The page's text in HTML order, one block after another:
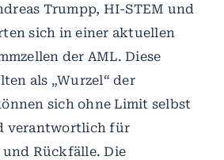
Trumpp, HI-STEM und
sich in einer aktuellen
der AML. Diese
als „Wurzel“ der
sich ohne Limit selbst
verantwortlich für
Rückfälle. Die